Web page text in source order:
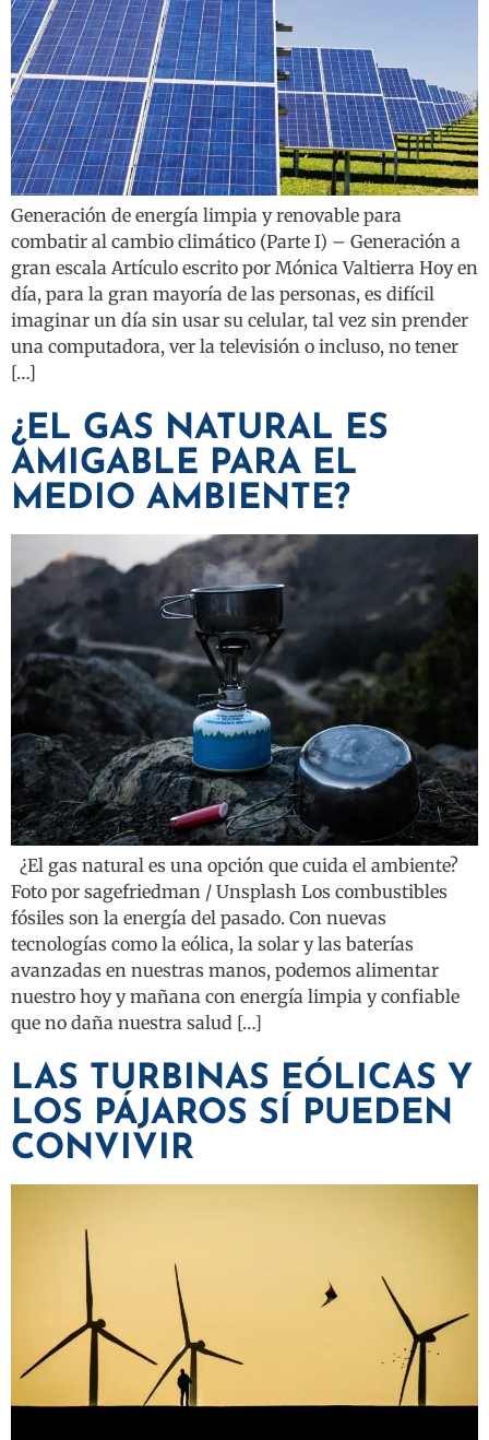
Generación de energía limpia y renovable para
combatir al cambio climático (Parte I) – Generación a
gran escala Artículo escrito por Mónica Valtierra Hoy en
día, para la gran mayoría de las personas, es difícil
imaginar un día sin usar su celular, tal vez sin prender
una computadora, ver la televisión o incluso, no tener
[…]
¿EL GAS NATURAL ES
AMIGABLE PARA EL
MEDIO AMBIENTE?
¿El gas natural es una opción que cuida el ambiente?
Foto por sagefriedman / Unsplash Los combustibles
fósiles son la energía del pasado. Con nuevas
tecnologías como la eólica, la solar y las baterías
avanzadas en nuestras manos, podemos alimentar
nuestro hoy y mañana con energía limpia y confiable
que no daña nuestra salud […]
LAS TURBINAS EÓLICAS Y
LOS PÁJAROS SÍ PUEDEN
CONVIVIR